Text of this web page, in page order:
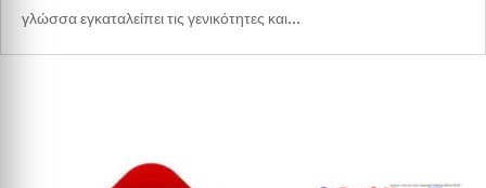
γλώσσα εγκαταλείπει τις γενικότητες και...